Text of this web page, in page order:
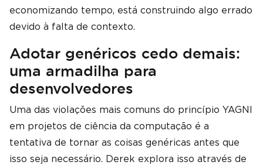
economizando tempo, está construindo algo errado
devido à falta de contexto.
Adotar genéricos cedo demais:
uma armadilha para
desenvolvedores
Uma das violações mais comuns do princípio YAGNI
em projetos de ciência da computação é a
tentativa de tornar as coisas genéricas antes que
isso seja necessário. Derek explora isso através de